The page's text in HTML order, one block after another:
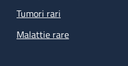
Tumori rari
Malattie rare